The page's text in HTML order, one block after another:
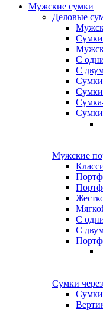
Мужские сумки
Деловые
Сумки
С
С
Сумки
Сумки
Мужские
С
С
Сумки
Сумки